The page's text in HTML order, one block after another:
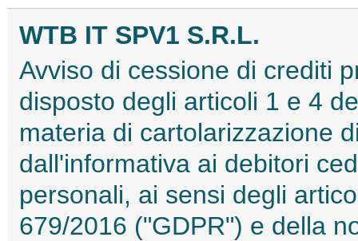
WTB IT SPV1 S.R.L.
Avviso di cessione di crediti
disposto degli articoli 1 e 4
materia di cartolarizzazione
dall'informativa ai debitori
personali, ai sensi degli
679/2016 ("GDPR") e della